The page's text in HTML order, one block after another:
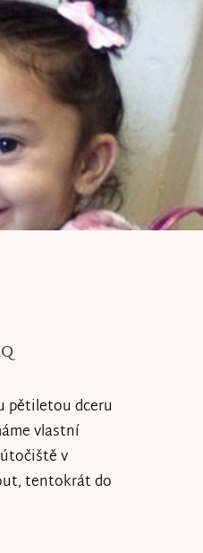
pětiletou dceru
vlastní
v
tentokrát do